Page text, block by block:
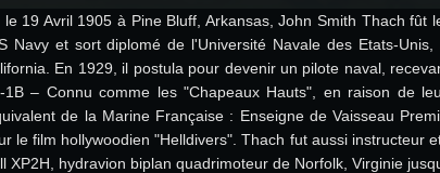
le 19 Avril 1905 à Pine Bluff, Arkansas, John Smith Thach
Navy et sort diplomé de l'Université Navale des Etats-
En 1929, il postula pour devenir un pilote naval,
1B – Connu comme les "Chapeaux Hauts", en raison de
de la Marine Française : Enseigne de Vaisseau
le film hollywoodien "Helldivers". Thach fut aussi instructeur
XP2H, hydravion biplan quadrimoteur de Norfolk, Virginie